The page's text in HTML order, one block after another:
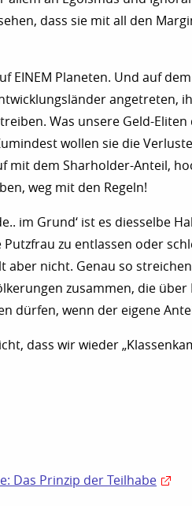
dass sie mit all den
EINEM Planeten. Und auf
angetreten,
Was unsere Geld-Eliten
wollen sie die
mit dem Sharholder-Anteil,
weg mit den Regeln!
im Grund‘ ist es diesselbe
zu entlassen oder
aber nicht. Genau so
zusammen, die
dürfen, wenn der eigene
dass wir wieder
Das Prinzip der Teilhabe